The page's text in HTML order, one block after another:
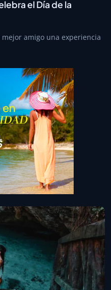
el Día de la
amigo una experiencia